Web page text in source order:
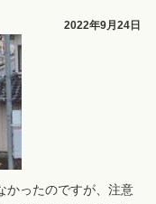
2022年9月24日
かったのですが、注意